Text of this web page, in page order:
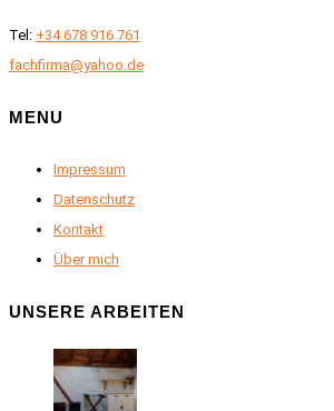
Tel: +34 678 916 761
fachfirma@yahoo.de
MENU
Impressum
Datenschutz
Kontakt
Über mich
UNSERE ARBEITEN